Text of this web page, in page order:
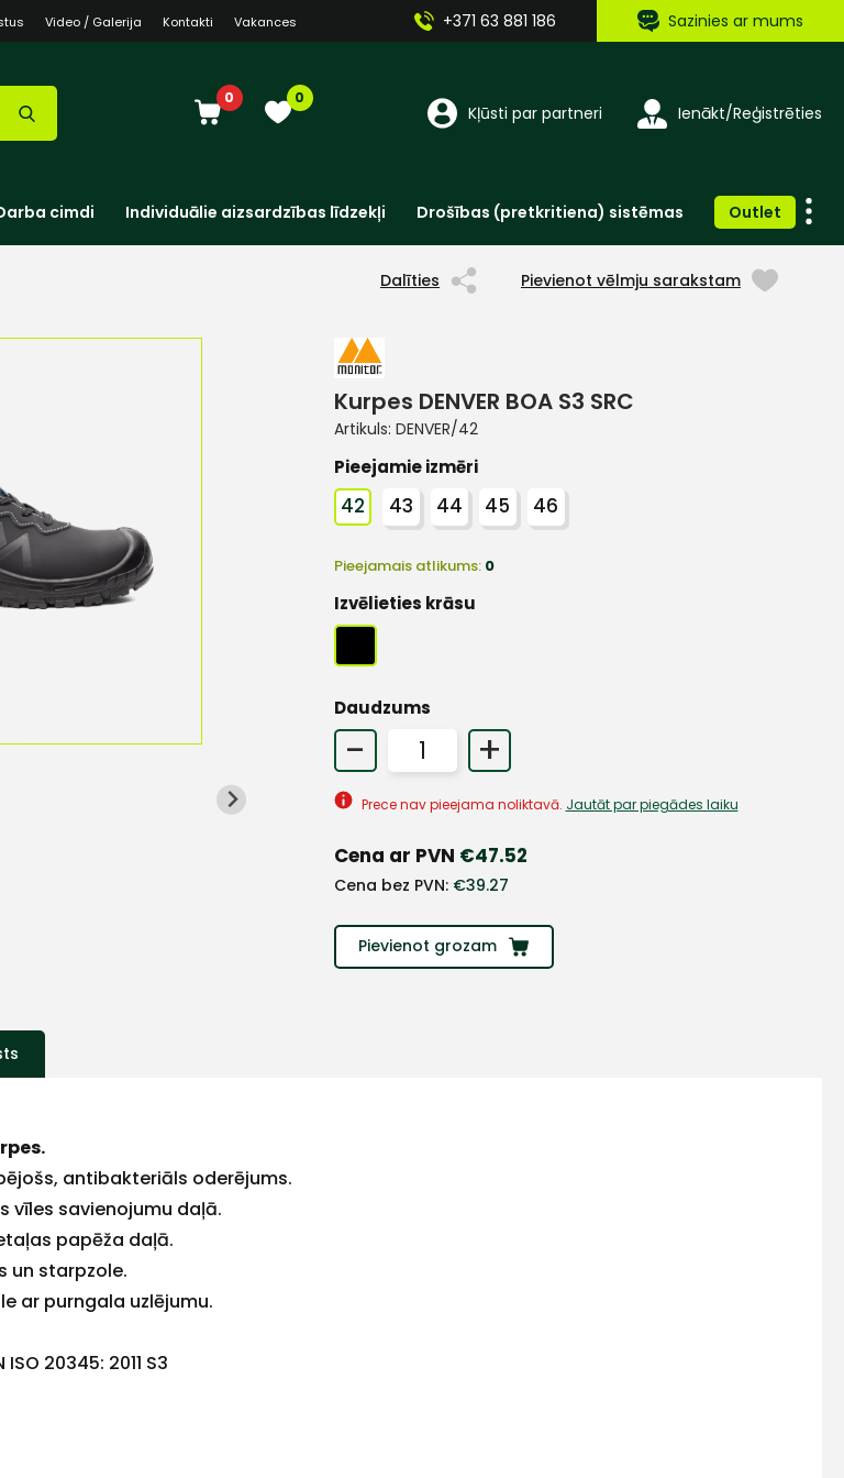
Video / Galerija Kontakti Vakances +371 63 881 186 Sazinies ar mums
0 0
Kļūsti par partneri Ienākt/Reģistrēties
cimdi Individuālie aizsardzības līdzekļi Drošības (pretkritiena) sistēmas Outlet
Dalīties Pievienot vēlmju sarakstam
Kurpes DENVER BOA S3 SRC
Artikuls: DENVER/42
Pieejamie izmēri
42 43 44 45 46
Pieejamais atlikums: 0
Izvēlieties krāsu
Daudzums
- +
Prece nav pieejama noliktavā. Jautāt par piegādes laiku
Cena ar PVN €47.52
Cena bez PVN: €39.27
Pievienot grozam
antibakteriāls oderējums.
vīles savienojumu daļā.
papēža daļā.
un starpzole.
ar purngala uzlējumu.
20345: 2011 S3
Sazinies
ar
+